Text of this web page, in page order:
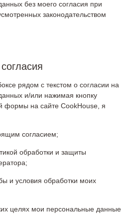
без моего согласия при
законодательством
рядом с текстом о согласии на
и/или нажимая кнопку
формы на сайте CookHouse, я
согласием;
обработки и защиты
и условия обработки моих
целях мои персональные данные